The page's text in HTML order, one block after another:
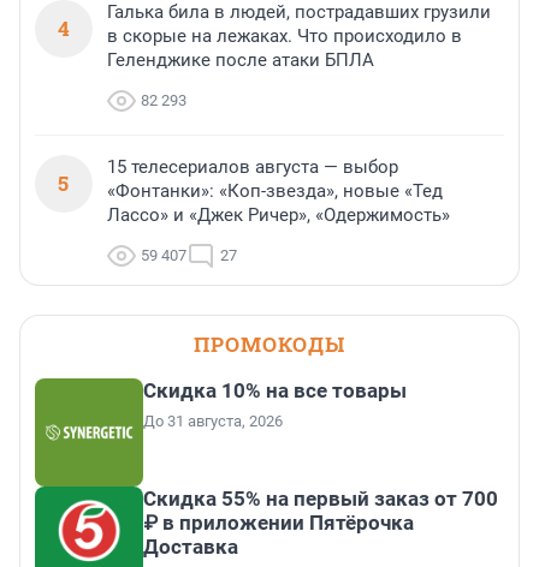
4
Галька била в людей, пострадавших грузили
в скорые на лежаках. Что происходило в
Геленджике после атаки БПЛА
82 293
5
15 телесериалов августа — выбор
«Фонтанки»: «Коп-звезда», новые «Тед
Лассо» и «Джек Ричер», «Одержимость»
59 407 27
ПРОМОКОДЫ
Скидка 10% на все товары
До 31 августа, 2026
Скидка 55% на первый заказ от 700
₽ в приложении Пятёрочка
Доставка